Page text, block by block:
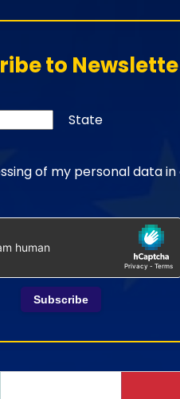
to
State
of my personal data
Subscribe